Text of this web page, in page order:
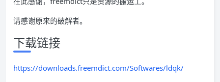
请感谢原来的破解者。
下载链接
https://downloads.freemdict.com/Softwares/ldqk/